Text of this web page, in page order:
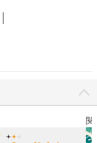
半年暢銷榜